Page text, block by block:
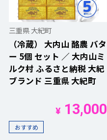
三重県 大紀町
（冷蔵） 大内山 酪農 バタ
ー 5個 セット ／ 大内山ミ
ルク村 ふるさと納税 大紀
ブランド 三重県 大紀町
¥13,000
おすすめ